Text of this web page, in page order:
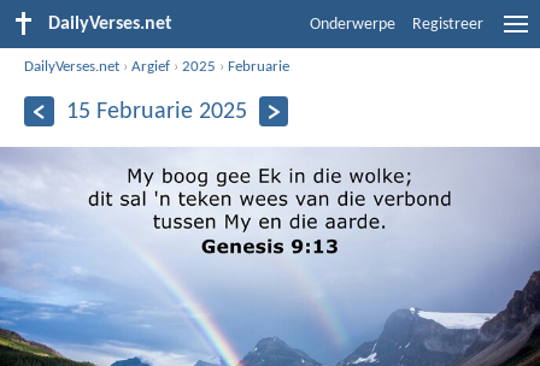
DailyVerses.net Onderwerpe Registreer
DailyVerses.net ›Argief ›2025 ›Februarie
15 Februarie 2025